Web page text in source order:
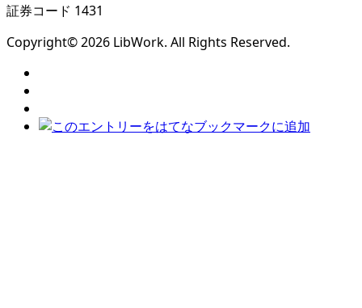
証券コード 1431
Copyright© 2026 LibWork. All Rights Reserved.